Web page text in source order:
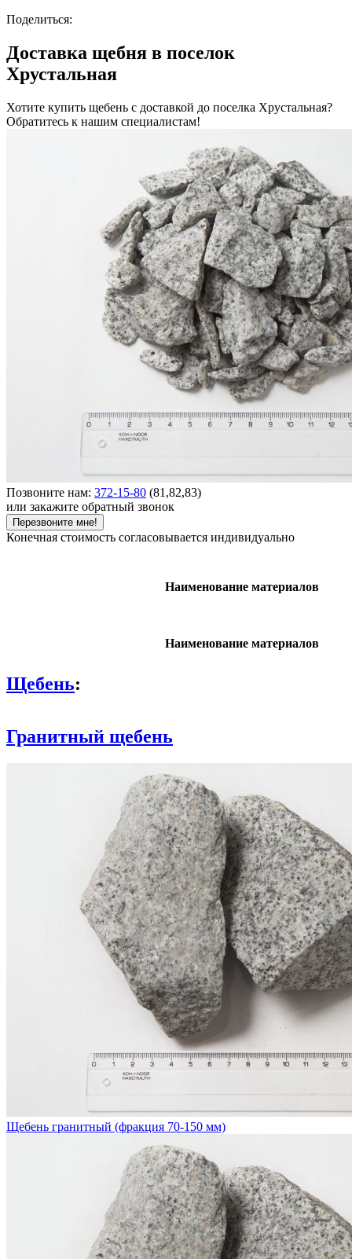
Поделиться:
Доставка щебня в поселок
Хрустальная
Хотите купить щебень с доставкой до поселка Хрустальная?
Обратитесь к нашим специалистам!
Позвоните нам: 372-15-80 (81,82,83)
или закажите обратный звонок
Перезвоните мне!
Конечная стоимость согласовывается индивидуально
Наименование материалов
Наименование материалов
Щебень:
Гранитный щебень
Щебень гранитный (фракция 70-150 мм)